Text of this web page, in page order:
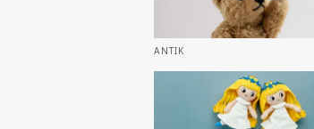
ANTIK